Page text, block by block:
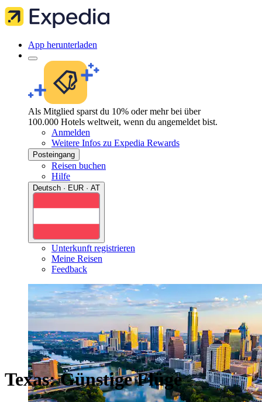
App herunterladen
Als Mitglied sparst du 10% oder mehr bei über
100.000 Hotels weltweit, wenn du angemeldet bist.
Anmelden
Weitere Infos zu Expedia Rewards
Posteingang
Reisen buchen
Hilfe
Deutsch · EUR · AT
Unterkunft registrieren
Meine Reisen
Feedback
Texas: Günstige Flüge